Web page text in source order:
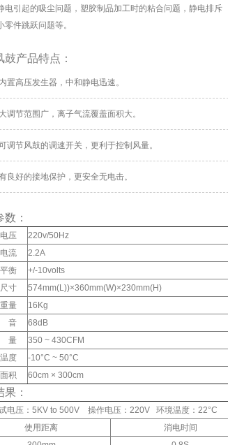
电引起的吸尘问题，塑胶制品加工时的粘合问题，静电排斥
零件跳跃问题等。
鼓产品特点：
置高压发生器，中和静电迅速。
调节范围广，离子气流覆盖面积大。
调节风鼓的调速开关，更利于控制风量。
良好的接地保护，更安全无电击。
：
压
220v/50Hz
流
2.2A
衡
+/-10volts
寸
574mm(L))×360mm(W)×230mm(H)
量
16Kg
音
68dB
量
350 ~ 430CFM
度
-10°C ~ 50°C
积
60cm × 300cm
果：
电压：5KV to 500V 操作电压：220V 环境温度：22°C
使用距离
消电时间